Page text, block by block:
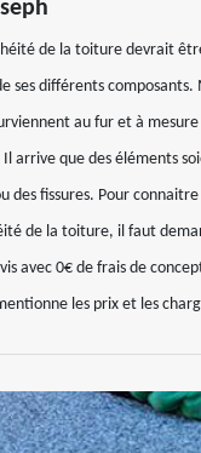
de la toiture devrait
ses différents composants.
au fur et à mesure
arrive que des éléments
des fissures. Pour
de la toiture, il faut
avec 0€ de frais de
les prix et les